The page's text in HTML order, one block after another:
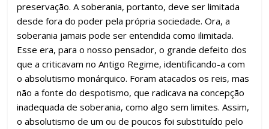
preservação. A soberania, portanto, deve ser limitada
desde fora do poder pela própria sociedade. Ora, a
soberania jamais pode ser entendida como ilimitada.
Esse era, para o nosso pensador, o grande defeito dos
que a criticavam no Antigo Regime, identificando-a com
o absolutismo monárquico. Foram atacados os reis, mas
não a fonte do despotismo, que radicava na concepção
inadequada de soberania, como algo sem limites. Assim,
o absolutismo de um ou de poucos foi substituído pelo